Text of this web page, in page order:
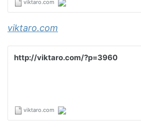
viktaro.com